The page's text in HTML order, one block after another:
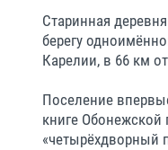
Старинная
берегу
Карелии, в 66 км
Поселение
книге Обонежской
«четырёхдворный